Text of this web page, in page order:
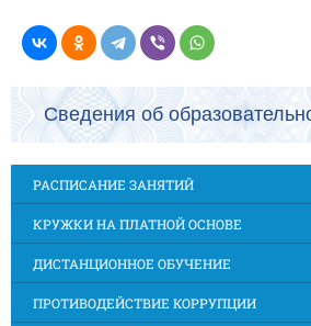
Сведения об
РАСПИСАНИЕ ЗАНЯТИЙ
КРУЖКИ НА ПЛАТНОЙ ОСНОВЕ
ДИСТАНЦИОННОЕ ОБУЧЕНИЕ
ПРОТИВОДЕЙСТВИЕ КОРРУПЦИИ